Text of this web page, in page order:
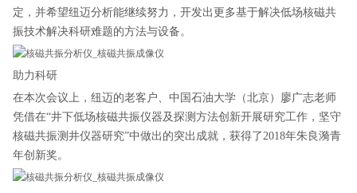
定，并希望纽迈分析能继续努力，开发出更多基于解决低场核磁共
振技术解决科研难题的方法与设备。
助力科研
在本次会议上，纽迈的老客户、中国石油大学（北京）廖广志老师
凭借在“井下低场核磁共振仪器及探测方法创新开展研究工作，坚守
核磁共振测井仪器研究”中做出的突出成就，获得了2018年朱良漪青
年创新奖。